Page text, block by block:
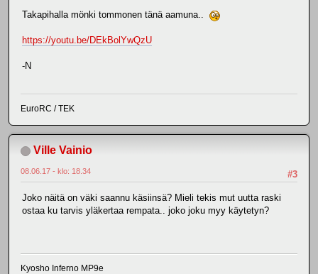
Takapihalla mönki tommonen tänä aamuna..
https://youtu.be/DEkBolYwQzU
-N
EuroRC / TEK
Ville Vainio
#3
08.06.17 - klo: 18.34
Joko näitä on väki saannu käsiinsä? Mieli tekis mut uutta raski
ostaa ku tarvis yläkertaa rempata.. joko joku myy käytetyn?
Kyosho Inferno MP9e